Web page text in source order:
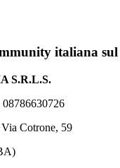
italiana
S.R.L.S.
08786630726
Via Cotrone, 59